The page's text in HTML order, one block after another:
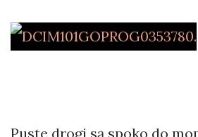
Puste drogi są spoko do